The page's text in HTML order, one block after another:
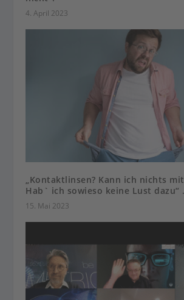
4. April 2023
„Kontaktlinsen? Kann ich nichts
Hab` ich sowieso keine Lust dazu“
15. Mai 2023